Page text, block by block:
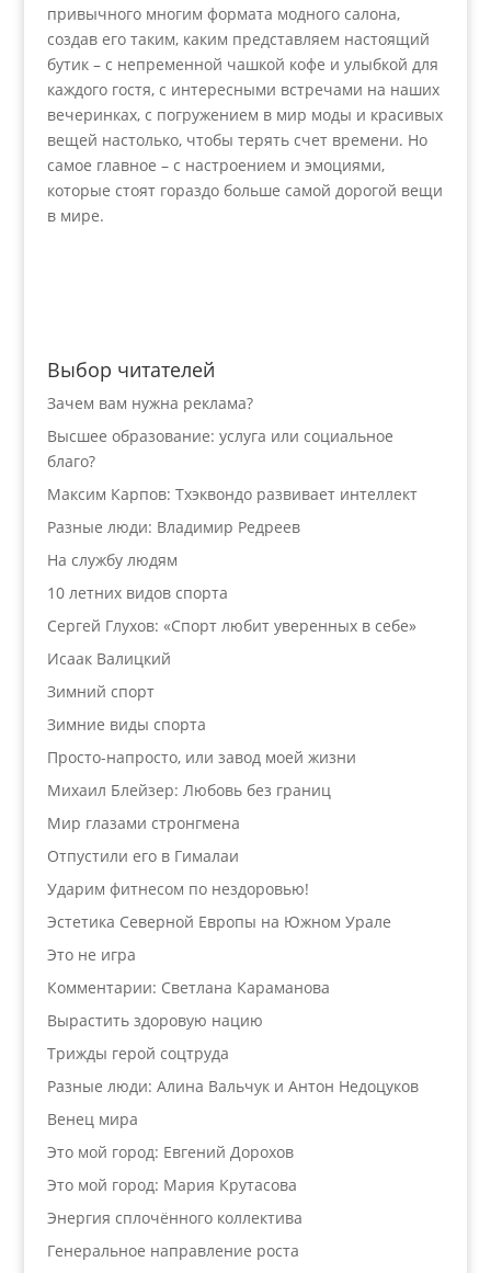
привычного многим формата модного салона,
создав его таким, каким представляем настоящий
бутик – с непременной чашкой кофе и улыбкой для
каждого гостя, с интересными встречами на наших
вечеринках, с погружением в мир моды и красивых
вещей настолько, чтобы терять счет времени. Но
самое главное – с настроением и эмоциями,
которые стоят гораздо больше самой дорогой вещи
в мире.
Выбор читателей
Зачем вам нужна реклама?
Высшее образование: услуга или социальное
благо?
Максим Карпов: Тхэквондо развивает интеллект
Разные люди: Владимир Редреев
На службу людям
10 летних видов спорта
Сергей Глухов: «Спорт любит уверенных в себе»
Исаак Валицкий
Зимний спорт
Зимние виды спорта
Просто-напросто, или завод моей жизни
Михаил Блейзер: Любовь без границ
Мир глазами стронгмена
Отпустили его в Гималаи
Ударим фитнесом по нездоровью!
Эстетика Северной Европы на Южном Урале
Это не игра
Комментарии: Светлана Караманова
Вырастить здоровую нацию
Трижды герой соцтруда
Разные люди: Алина Вальчук и Антон Недоцуков
Венец мира
Это мой город: Евгений Дорохов
Это мой город: Мария Крутасова
Энергия сплочённого коллектива
Генеральное направление роста